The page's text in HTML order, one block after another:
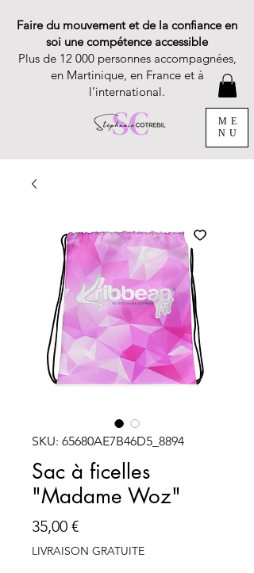
Faire du mouvement et de la confiance en
soi une compétence accessible
Plus de 12 000 personnes accompagnées,
en Martinique, en France et à
l’international.
ME
NU
SKU: 65680AE7B46D5_8894
Sac à ficelles
"Madame Woz"
35,00 €Precio
LIVRAISON GRATUITE